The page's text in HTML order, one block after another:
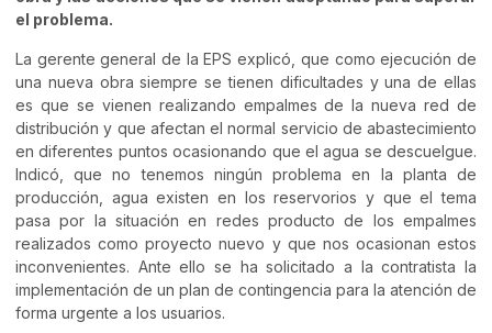
el problema.
La gerente general de la EPS explicó, que como ejecución de
una nueva obra siempre se tienen dificultades y una de ellas
es que se vienen realizando empalmes de la nueva red de
distribución y que afectan el normal servicio de abastecimiento
en diferentes puntos ocasionando que el agua se descuelgue.
Indicó, que no tenemos ningún problema en la planta de
producción, agua existen en los reservorios y que el tema
pasa por la situación en redes producto de los empalmes
realizados como proyecto nuevo y que nos ocasionan estos
inconvenientes. Ante ello se ha solicitado a la contratista la
implementación de un plan de contingencia para la atención de
forma urgente a los usuarios.